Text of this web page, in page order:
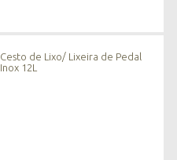
Cesto de Lixo/ Lixeira de Pedal
Inox 12L